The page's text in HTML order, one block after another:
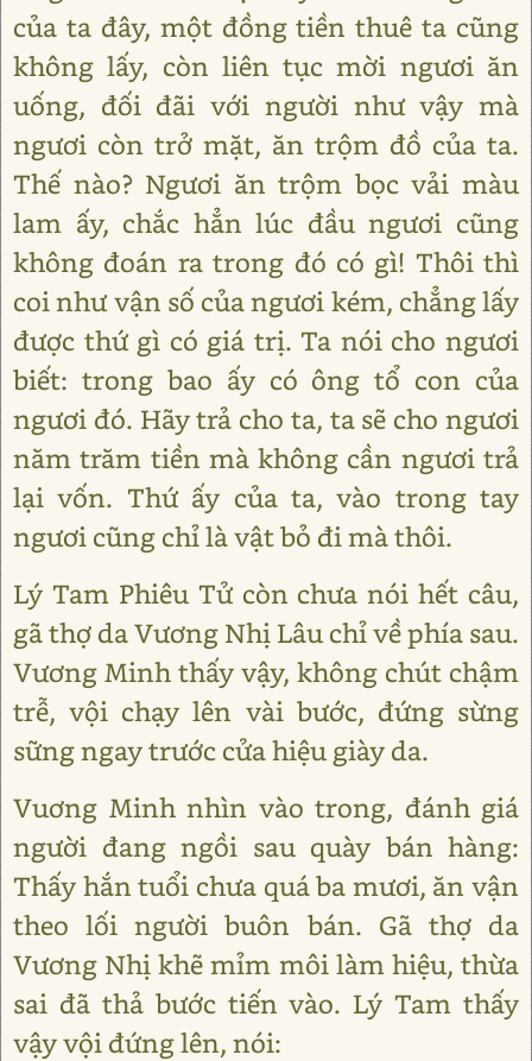
của ta đây, một đồng tiền thuê ta cũng
không lấy, còn liên tục mời ngươi ăn
uống, đối đãi với người như vậy mà
ngươi còn trở mặt, ăn trộm đồ của ta.
Thế nào? Ngươi ăn trộm bọc vải màu
lam ấy, chắc hẳn lúc đầu ngươi cũng
không đoán ra trong đó có gì! Thôi thì
coi như vận số của ngươi kém, chẳng lấy
được thứ gì có giá trị. Ta nói cho ngươi
biết: trong bao ấy có ông tổ con của
ngươi đó. Hãy trả cho ta, ta sẽ cho ngươi
năm trăm tiền mà không cần ngươi trả
lại vốn. Thứ ấy của ta, vào trong tay
ngươi cũng chỉ là vật bỏ đi mà thôi.
Lý Tam Phiêu Tử còn chưa nói hết câu,
gã thợ da Vương Nhị Lâu chỉ về phía sau.
Vương Minh thấy vậy, không chút chậm
trễ, vội chạy lên vài bước, đứng sừng
sững ngay trước cửa hiệu giày da.
Vuơng Minh nhìn vào trong, đánh giá
người đang ngồi sau quày bán hàng:
Thấy hắn tuổi chưa quá ba mươi, ăn vận
theo lối người buôn bán. Gã thợ da
Vương Nhị khẽ mỉm môi làm hiệu, thừa
sai đã thả bước tiến vào. Lý Tam thấy
vậy vội đứng lên, nói: